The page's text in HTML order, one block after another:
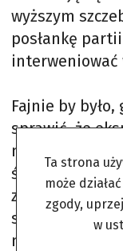
wyższym
posłankę
interweniować
Fajnie by
sprawić, że
miasta nie
śmieci.
znajomy.
samochód. Od
może podjąć
Ta strona
może
zgody,
w